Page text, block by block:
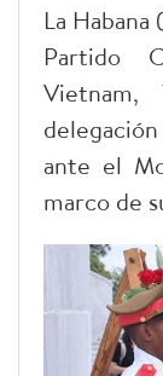
La
Partido
ante el
marco de